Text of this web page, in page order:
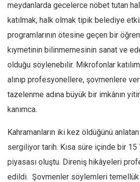
Afrika
İslam Dünyası
Amerika
Avustralya
Tarih
Düşünce
Dosyalar
meydanlarda gecelerce nöbet tutan
katılmak, halk olmak tipik belediye
programlarının ötesine geçen bir
kıymetinin bilinmemesinin sanat ve
olduğu söylenebilir. Mikrofonlar
alınıp profesyonellere, şovmenlere
tazelenme adına büyük bir imkânın
kanımca.
Kahramanların iki kez öldüğünü
sergiliyor tarih. Kısa süre içinde bir
piyasası oluştu. Direniş hikâyeleri
edildi. Şovmenler söylemleri